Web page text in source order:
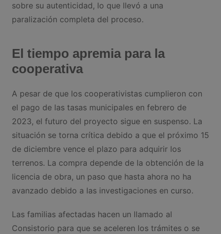
sobre su autenticidad, lo que llevó a una
paralización completa del proceso.
El tiempo apremia para la
cooperativa
A pesar de que los cooperativistas cumplieron con
el pago de las tasas municipales en febrero de
2023, el futuro del proyecto sigue en suspenso. La
situación se torna crítica debido a que el próximo 15
de diciembre vence el plazo para adquirir los
terrenos. La compra depende de la obtención de la
licencia de obra, un paso que hasta ahora no ha
avanzado debido a las investigaciones en curso.
Las familias afectadas hacen un llamado al
Consistorio para que se aceleren los trámites o se